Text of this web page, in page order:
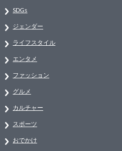
SDGs
ジェンダー
ライフスタイル
エンタメ
ファッション
グルメ
カルチャー
スポーツ
おでかけ